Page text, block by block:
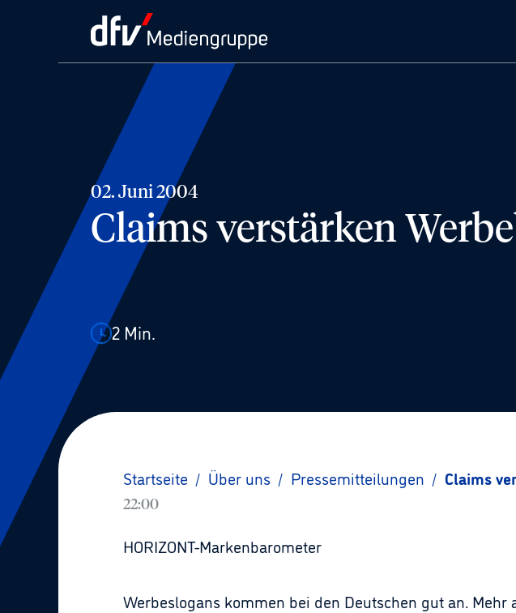
02. Juni 2004
Claims verstärken
2 Min.
Startseite / Über uns / Pressemitteilungen / Claims
22:00
HORIZONT-Markenbarometer
Werbeslogans kommen bei den Deutschen gut an.